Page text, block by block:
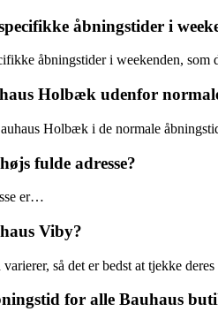
åbningstider i
åbningstider i weekenden, som
Holbæk udenfor
Holbæk i de normale
fulde adresse?
er…
Viby?
så det er bedst at tjekke
for alle Bauhaus